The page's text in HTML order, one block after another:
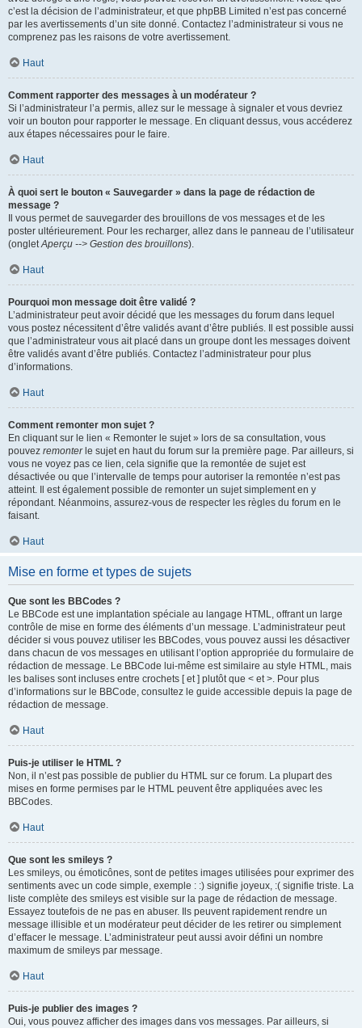
c’est la décision de l’administrateur, et que phpBB Limited n’est pas concerné
par les avertissements d’un site donné. Contactez l’administrateur si vous ne
comprenez pas les raisons de votre avertissement.
Haut
Comment rapporter des messages à un modérateur ?
Si l’administrateur l’a permis, allez sur le message à signaler et vous devriez
voir un bouton pour rapporter le message. En cliquant dessus, vous accéderez
aux étapes nécessaires pour le faire.
Haut
À quoi sert le bouton « Sauvegarder » dans la page de rédaction de
message ?
Il vous permet de sauvegarder des brouillons de vos messages et de les
poster ultérieurement. Pour les recharger, allez dans le panneau de l’utilisateur
(ongletAperçu --> Gestion des brouillons).
Haut
Pourquoi mon message doit être validé ?
L’administrateur peut avoir décidé que les messages du forum dans lequel
vous postez nécessitent d’être validés avant d’être publiés. Il est possible aussi
que l’administrateur vous ait placé dans un groupe dont les messages doivent
être validés avant d’être publiés. Contactez l’administrateur pour plus
d’informations.
Haut
Comment remonter mon sujet ?
En cliquant sur le lien « Remonter le sujet » lors de sa consultation, vous
pouvez remonterle sujet en haut du forum sur la première page. Par ailleurs, si
vous ne voyez pas ce lien, cela signifie que la remontée de sujet est
désactivée ou que l’intervalle de temps pour autoriser la remontée n’est pas
atteint. Il est également possible de remonter un sujet simplement en y
répondant. Néanmoins, assurez-vous de respecter les règles du forum en le
faisant.
Haut
Mise en forme et types de sujets
Que sont les BBCodes ?
Le BBCode est une implantation spéciale au langage HTML, offrant un large
contrôle de mise en forme des éléments d’un message. L’administrateur peut
décider si vous pouvez utiliser les BBCodes, vous pouvez aussi les désactiver
dans chacun de vos messages en utilisant l’option appropriée du formulaire de
rédaction de message. Le BBCode lui-même est similaire au style HTML, mais
les balises sont incluses entre crochets [ et ] plutôt que < et >. Pour plus
d’informations sur le BBCode, consultez le guide accessible depuis la page de
rédaction de message.
Haut
Puis-je utiliser le HTML ?
Non, il n’est pas possible de publier du HTML sur ce forum. La plupart des
mises en forme permises par le HTML peuvent être appliquées avec les
BBCodes.
Haut
Que sont les smileys ?
Les smileys, ou émoticônes, sont de petites images utilisées pour exprimer des
sentiments avec un code simple, exemple : :) signifie joyeux, :( signifie triste. La
liste complète des smileys est visible sur la page de rédaction de message.
Essayez toutefois de ne pas en abuser. Ils peuvent rapidement rendre un
message illisible et un modérateur peut décider de les retirer ou simplement
d’effacer le message. L’administrateur peut aussi avoir défini un nombre
maximum de smileys par message.
Haut
Puis-je publier des images ?
Oui, vous pouvez afficher des images dans vos messages. Par ailleurs, si